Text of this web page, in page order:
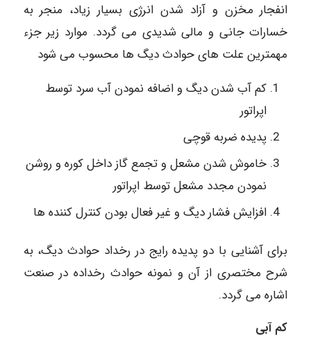
انفجار مخزن و آزاد شدن انرژی بسیار زیاد، منجر به
خسارات جانی و مالی شدیدی می گردد. موارد زیر جزء
مهمترین علت های حوادث دیگ ها محسوب می شود
کم آب شدن دیگ و اضافه نمودن آب سرد توسط
اپراتور
پدیده ضربه قوچی
خاموش شدن مشعل و تجمع گاز داخل کوره و روشن
نمودن مجدد مشعل توسط اپراتور
افزایش فشار دیگ و غیر فعال بودن کنترل کننده ها
برای آشنایی با دو پدیده رایج در رخداد حوادث دیگ، به
شرح مختصری از آن و نمونه حوادث رخداده در صنعت
اشاره می گردد.
کم آبی